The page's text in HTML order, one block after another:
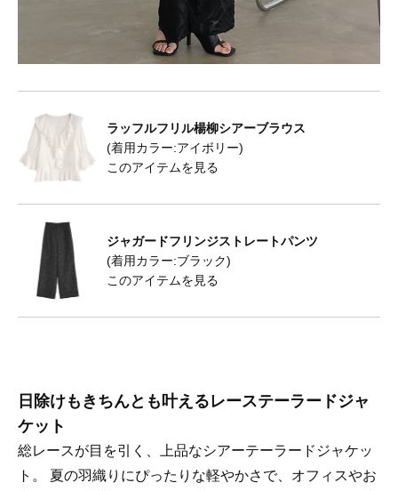
ラッフルフリル楊柳シアーブラウス
(着用カラー:アイボリー)
このアイテムを見る
ジャガードフリンジストレートパンツ
(着用カラー:ブラック)
このアイテムを見る
日除けもきちんとも叶えるレーステーラードジャ
ケット
総レースが目を引く、上品なシアーテーラードジャケッ
ト。 夏の羽織りにぴったりな軽やかさで、オフィスやお